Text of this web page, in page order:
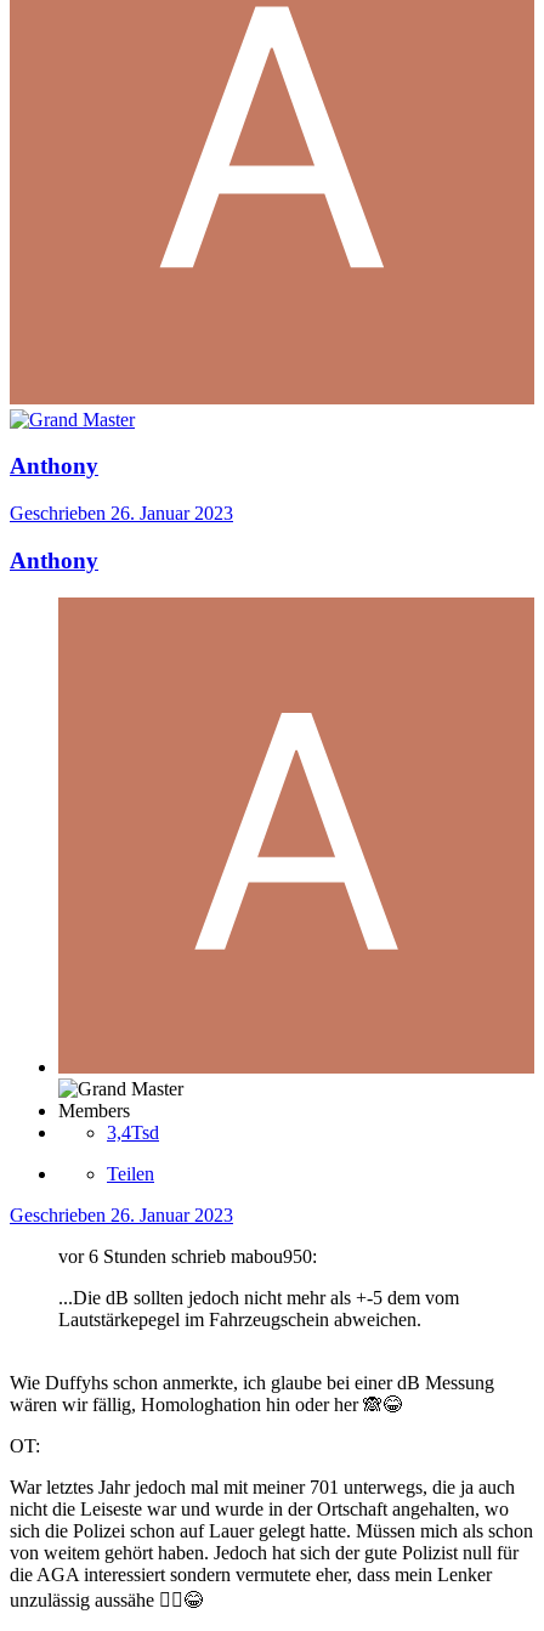
Anthony
Geschrieben 26. Januar 2023
Anthony
Members
3,4Tsd
Teilen
Geschrieben 26. Januar 2023
vor 6 Stunden schrieb mabou950:
...Die dB sollten jedoch nicht mehr als +-5 dem vom
Lautstärkepegel im Fahrzeugschein abweichen.
Wie Duffyhs schon anmerkte, ich glaube bei einer dB Messung
wären wir fällig, Homologhation hin oder her🙈😂
OT:
War letztes Jahr jedoch mal mit meiner 701 unterwegs, die ja auch
nicht die Leiseste war und wurde in der Ortschaft angehalten, wo
sich die Polizei schon auf Lauer gelegt hatte. Müssen mich als schon
von weitem gehört haben. Jedoch hat sich der gute Polizist null für
die AGA interessiert sondern vermutete eher, dass mein Lenker
unzulässig aussähe 🤷‍♂️😂